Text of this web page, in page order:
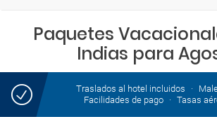
Paquetes
Indias para
Traslados al hotel incluidos
Facilidades de pago
Tasas